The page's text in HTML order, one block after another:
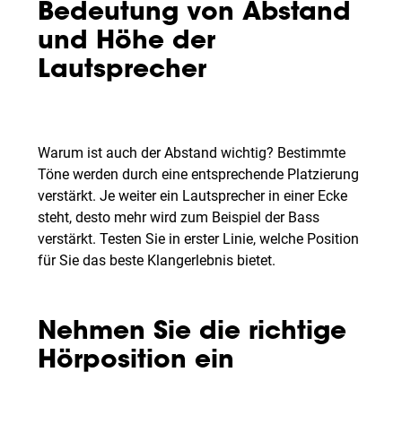
Bedeutung von Abstand
und Höhe der
Lautsprecher
Warum ist auch der Abstand wichtig? Bestimmte
Töne werden durch eine entsprechende Platzierung
verstärkt. Je weiter ein Lautsprecher in einer Ecke
steht, desto mehr wird zum Beispiel der Bass
verstärkt. Testen Sie in erster Linie, welche Position
für Sie das beste Klangerlebnis bietet.
Nehmen Sie die richtige
Hörposition ein